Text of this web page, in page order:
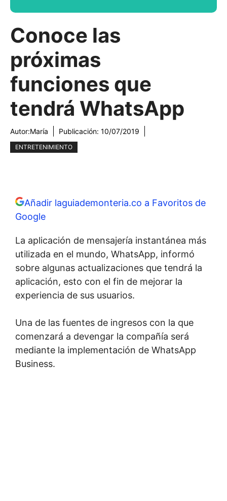
Conoce las
próximas
funciones que
tendrá WhatsApp
Autor:María Publicación: 10/07/2019
ENTRETENIMIENTO
Añadir laguiademonteria.co a Favoritos de
Google
La aplicación de mensajería instantánea más
utilizada en el mundo, WhatsApp, informó
sobre algunas actualizaciones que tendrá la
aplicación, esto con el fin de mejorar la
experiencia de sus usuarios.
Una de las fuentes de ingresos con la que
comenzará a devengar la compañía será
mediante la implementación de WhatsApp
Business.